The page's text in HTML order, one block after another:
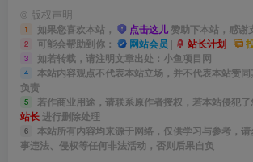
© 版权声明
1 如果您喜欢本站， 点击这儿赞助下本站，感谢
2 可能会帮助到你： 网站会员 | 站长计划 |
3 如若转载，请注明文章出处：小鱼项目网
4
本站内容观点不代表本站立场，并不代表本站赞
负责
5 若作商业用途，请联系原作者授权，若本站侵犯
站长进行删除处理
6
本站所有内容均来源于网络，仅供学习与参考，
事违法、侵权等任何非法活动，否则后果自负